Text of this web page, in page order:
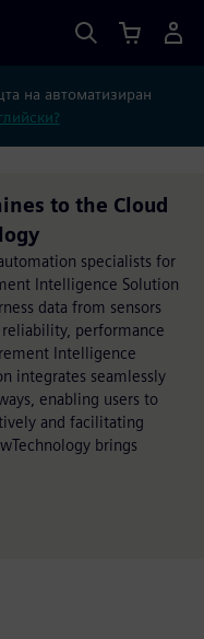
на автоматизиран
to the Cloud
specialists for
Intelligence Solution
data from sensors
performance
Intelligence
integrates seamlessly
enabling users to
and facilitating
brings